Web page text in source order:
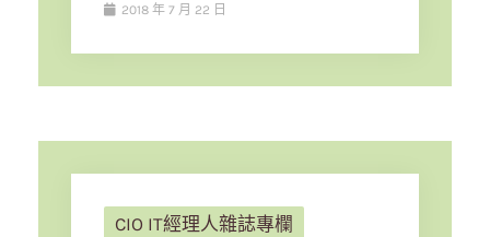
2018 年 7 月 22 日
CIO IT經理人雜誌專欄